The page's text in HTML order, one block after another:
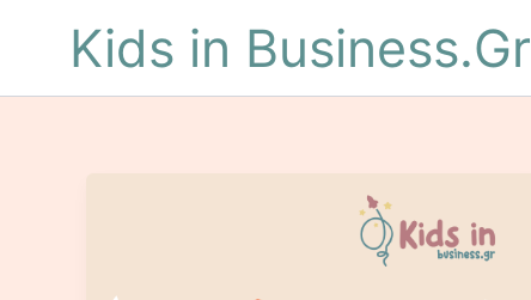
Kids in Business.Gr